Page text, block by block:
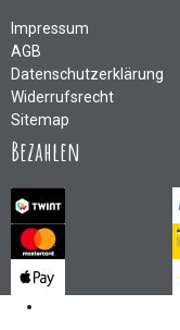
Impressum
AGB
Datenschutzerklärung
Widerrufsrecht
Sitemap
Bezahlen